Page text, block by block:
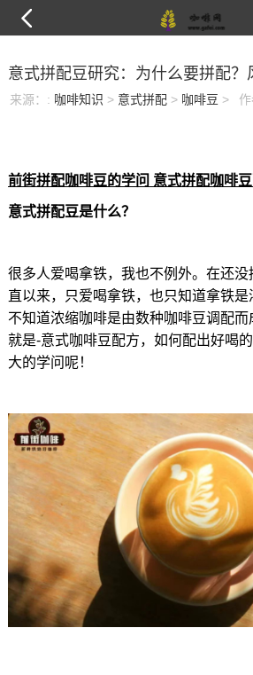
来源： : 咖啡知识 > 意式拼配 > 咖啡豆 >
前街拼配咖啡豆的学问 意式拼配咖啡
意式拼配豆是什么？
很多人爱喝拿铁，我也不例外。在还
直以来，只爱喝拿铁，也只知道拿铁
不知道浓缩咖啡是由数种咖啡豆调配
就是-意式咖啡豆配方，如何配出好喝
大的学问呢！